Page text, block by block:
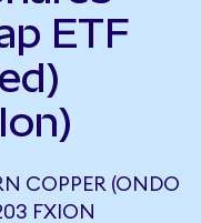
ETF
COPPER (ONDO
FXION